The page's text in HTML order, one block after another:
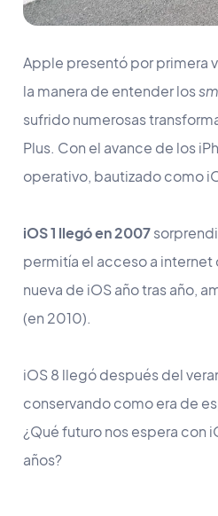
Apple presentó por primera
la manera de entender los
sufrido numerosas
Plus. Con el avance de los
operativo, bautizado como
iOS 1 llegó en 2007
permitía el acceso a
nueva de iOS año tras año,
(en 2010).
iOS 8 llegó después del
conservando como era de
¿Qué futuro nos espera con
años?